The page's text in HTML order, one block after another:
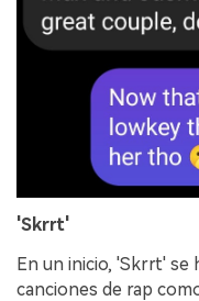
'Skrrt'
En un inicio, 'Skrrt' se
canciones de rap